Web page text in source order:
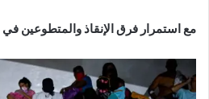
مع استمرار فرق الإنقاذ والمتطوعين